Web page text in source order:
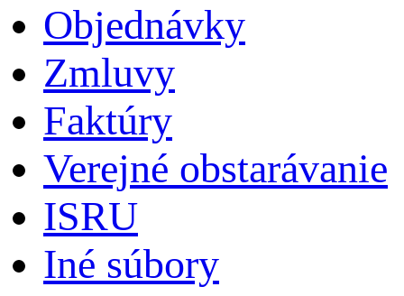
Objednávky
Zmluvy
Faktúry
Verejné obstarávanie
ISRU
Iné súbory